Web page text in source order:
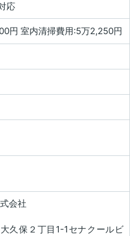
応
円 室内清掃費用:5万2,250円
会社
久保２丁目1-1セナクールビ